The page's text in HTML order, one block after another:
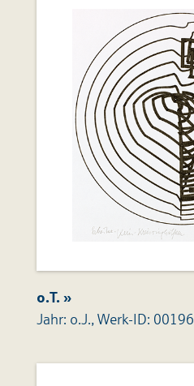
o.T. »
Jahr: o.J., Werk-ID: 00196